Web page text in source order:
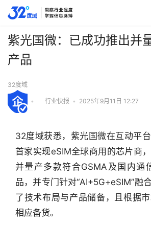
行
业
紫光国微：已成功推出并
产品
32度域
• 行业快报 • 2025年9月11日 12:27
32度域获悉，紫光国微在互动平
首家实现eSIM全球商用的芯片商
并量产多款符合GSMA及国内通
品，并专门针对“AI+5G+eSIM”融
了技术布局与产品储备，且根据
相应备货。